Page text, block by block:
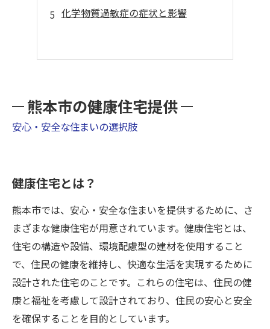
化学物質過敏症の症状と影響
熊本市の健康住宅提供
安心・安全な住まいの選択肢
健康住宅とは？
熊本市では、安心・安全な住まいを提供するために、さ
まざまな健康住宅が用意されています。健康住宅とは、
住宅の構造や設備、環境配慮型の建材を使用すること
で、住民の健康を維持し、快適な生活を実現するために
設計された住宅のことです。これらの住宅は、住民の健
康と福祉を考慮して設計されており、住民の安心と安全
を確保することを目的としています。